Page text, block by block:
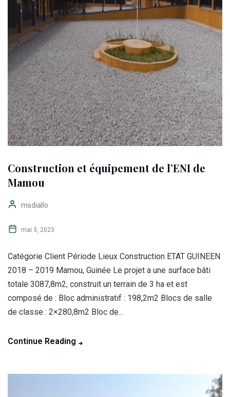
Construction et équipement de l’ENI de
Mamou
msdiallo
mai 3, 2023
Catégorie Client Période Lieux Construction ETAT GUINEEN
2018 – 2019 Mamou, Guinée Le projet a une surface bâti
totale 3087,8m2, construit un terrain de 3 ha et est
composé de : Bloc administratif : 198,2m2 Blocs de salle
de classe : 2×280,8m2 Bloc de...
Continue Reading